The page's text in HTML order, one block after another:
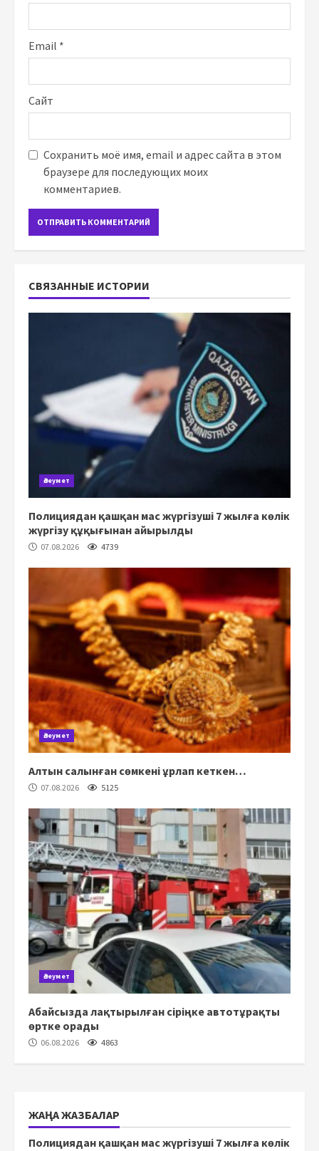
Email *
Сайт
Сохранить моё имя, email и адрес сайта в этом
браузере для последующих моих
комментариев.
СВЯЗАННЫЕ ИСТОРИИ
Әлеумет
Полициядан қашқан мас жүргізуші 7 жылға көлік
жүргізу құқығынан айырылды
07.08.2026 4739
Әлеумет
Алтын салынған сөмкені ұрлап кеткен…
07.08.2026 5125
Әлеумет
Абайсызда лақтырылған сіріңке автотұрақты
өртке орады
06.08.2026 4863
ЖАҢА ЖАЗБАЛАР
Полициядан қашқан мас жүргізуші 7 жылға көлік